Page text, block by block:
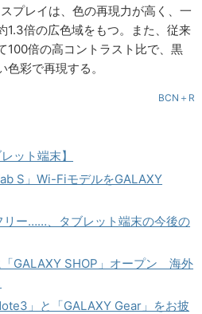
プレイは、色の再現力が高く、一
1.3倍の広色域をもつ。また、従来
100倍の高コントラスト比で、黒
彩で再現する。
BCN＋R
ット端末】
S」Wi-FiモデルをGALAXY
リー……、タブレット端末の今後の
「GALAXY SHOP」オープン 海外
」と「GALAXY Gear」をお披